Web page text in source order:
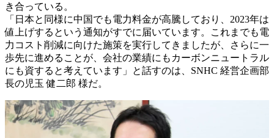
き合っている。
「日本と同様に中国でも電力料金が高騰しており、2023年は
値上げするという通知がすでに届いています。これまでも電
力コスト削減に向けた施策を実行してきましたが、さらに一
歩先に進めることが、会社の業績にもカーボンニュートラル
にも資すると考えています」と話すのは、SNHC 経営企画部
長の児玉 健二郎 様だ。